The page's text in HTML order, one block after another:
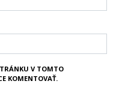
V TOMTO
KOMENTOVAŤ.